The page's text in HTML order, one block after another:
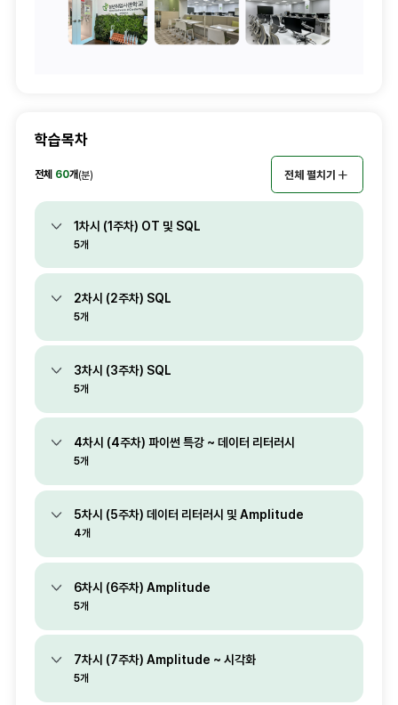
학습목차
전체 60개(분) 전체 펼치기
1차시 (1주차) OT 및 SQL
5개
2차시 (2주차) SQL
5개
3차시 (3주차) SQL
5개
4차시 (4주차) 파이썬 특강 ~ 데이터 리터러시
5개
5차시 (5주차) 데이터 리터러시 및 Amplitude
4개
6차시 (6주차) Amplitude
5개
7차시 (7주차) Amplitude ~ 시각화
5개